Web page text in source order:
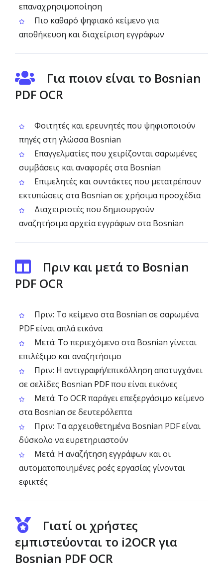
επαναχρησιμοποίηση
Πιο καθαρό ψηφιακό κείμενο για
αποθήκευση και διαχείριση εγγράφων
Για ποιον είναι το Bosnian
PDF OCR
Φοιτητές και ερευνητές που ψηφιοποιούν
πηγές στη γλώσσα Bosnian
Επαγγελματίες που χειρίζονται σαρωμένες
συμβάσεις και αναφορές στα Bosnian
Επιμελητές και συντάκτες που μετατρέπουν
εκτυπώσεις στα Bosnian σε χρήσιμα προσχέδια
Διαχειριστές που δημιουργούν
αναζητήσιμα αρχεία εγγράφων στα Bosnian
Πριν και μετά το Bosnian
PDF OCR
Πριν: Το κείμενο στα Bosnian σε σαρωμένα
PDF είναι απλά εικόνα
Μετά: Το περιεχόμενο στα Bosnian γίνεται
επιλέξιμο και αναζητήσιμο
Πριν: Η αντιγραφή/επικόλληση αποτυγχάνει
σε σελίδες Bosnian PDF που είναι εικόνες
Μετά: Το OCR παράγει επεξεργάσιμο κείμενο
στα Bosnian σε δευτερόλεπτα
Πριν: Τα αρχειοθετημένα Bosnian PDF είναι
δύσκολο να ευρετηριαστούν
Μετά: Η αναζήτηση εγγράφων και οι
αυτοματοποιημένες ροές εργασίας γίνονται
εφικτές
Γιατί οι χρήστες
εμπιστεύονται το i2OCR για
Bosnian PDF OCR